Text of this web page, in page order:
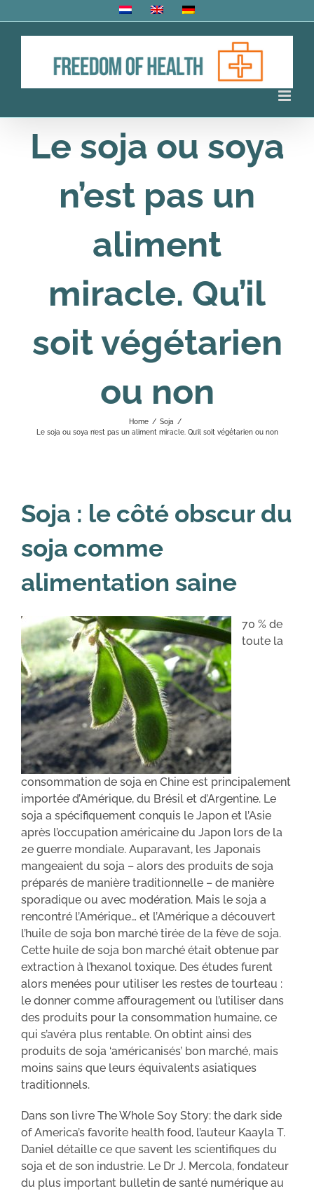
to
Le soja ou soya
n’est pas un
aliment
miracle. Qu’il
soit végétarien
ou non
Home / Soja
/
Le soja ou soya n’est pas un aliment miracle. Qu’il soit végétarien ou non
Soja : le côté obscur du
soja comme
alimentation saine
70 % de
toute la
consommation de soja en Chine est principalement
importée d’Amérique, du Brésil et d’Argentine. Le
soja a spécifiquement conquis le Japon et l’Asie
après l’occupation américaine du Japon lors de la
2e guerre mondiale. Auparavant, les Japonais
mangeaient du soja – alors des produits de soja
préparés de manière traditionnelle – de manière
sporadique ou avec modération. Mais le soja a
rencontré l’Amérique… et l’Amérique a découvert
l’huile de soja bon marché tirée de la fève de soja.
Cette huile de soja bon marché était obtenue par
extraction à l’hexanol toxique. Des études furent
alors menées pour utiliser les restes de tourteau :
le donner comme affouragement ou l’utiliser dans
des produits pour la consommation humaine, ce
qui s’avéra plus rentable. On obtint ainsi des
produits de soja ‘américanisés’ bon marché, mais
moins sains que leurs équivalents asiatiques
traditionnels.
Dans son livre The Whole Soy Story: the dark side
of America’s favorite health food, l’auteur Kaayla T.
Daniel détaille ce que savent les scientifiques du
soja et de son industrie. Le Dr J. Mercola, fondateur
du plus important bulletin de santé numérique au